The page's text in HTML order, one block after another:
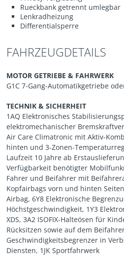
Rueckbank getrennt umlegbar
Lenkradheizung
Differentialsperre
FAHRZEUGDETAILS
MOTOR GETRIEBE & FAHRWERK
G1C 7-Gang-Automatikgetriebe
TECHNIK & SICHERHEIT
1AQ Elektronisches
elektromechanischer
Air Care Climatronic mit Aktiv-
hinten und 3-Zonen-
Laufzeit 10 Jahre ab
Verfügbarkeit benötigter
Fahrer und Beifahrer mit
Kopfairbags vorn und hinten
Airbag, 6Y8 Elektronische
Höchstgeschwindigkeit, 1Y3
XDS, 3A2 ISOFIX-Halteösen für
Rücksitzen sowie auf dem
Geschwindigkeitsbegrenzer in
Diensten, 1JK Sportfahrwerk